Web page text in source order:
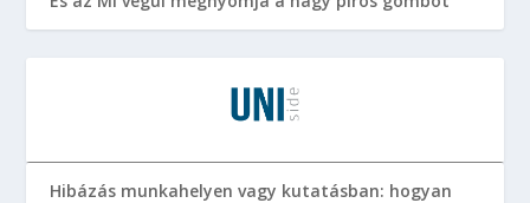
Hibázás munkahelyen vagy kutatásban: hogyan